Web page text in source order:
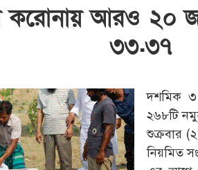
করোনায় আরও ২০
৩৩.৩৭
দশমিক
২৬৮টি
শুক্রবার
নিয়মিত